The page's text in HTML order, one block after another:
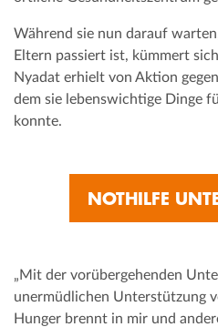
Während sie nun darauf
Eltern passiert ist, kümmert
Nyadat erhielt von Aktion
dem sie lebenswichtige Dinge
konnte.
NOTHILFE
„Mit der vorübergehenden
unermüdlichen Unterstützung
Hunger brennt in mir und